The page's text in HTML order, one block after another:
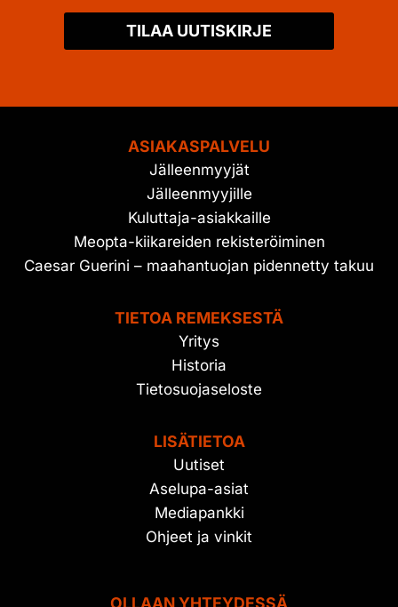
TILAA UUTISKIRJE
ASIAKASPALVELU
Jälleenmyyjät
Jälleenmyyjille
Kuluttaja-asiakkaille
Meopta-kiikareiden rekisteröiminen
Caesar Guerini – maahantuojan pidennetty takuu
TIETOA REMEKSESTÄ
Yritys
Historia
Tietosuojaseloste
LISÄTIETOA
Uutiset
Aselupa-asiat
Mediapankki
Ohjeet ja vinkit
OLLAAN YHTEYDESSÄ